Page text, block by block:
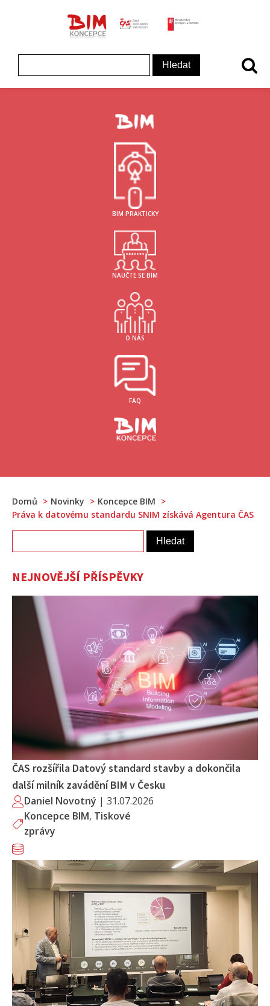
Koncepce BIM - logo
ČAS - logo
BIM PRAKTICKY
NAUČTE SE BIM
O NÁS
FAQ
Domů Novinky
Koncepce BIM
Práva k datovému standardu SNIM získává Agentura ČAS
NEJNOVĚJŠÍ PŘÍSPĚVKY
ČAS rozšířila Datový standard stavby a dokončila
další milník zavádění BIM v Česku
Daniel Novotný | 31.07.2026
Koncepce BIM, Tiskové
zprávy